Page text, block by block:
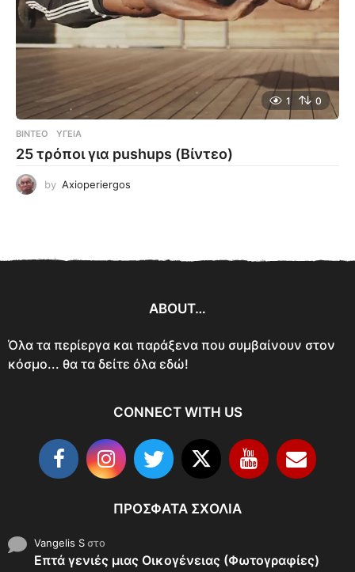
1 0
ΒΊΝΤΕΟ ΥΓΕΊΑ
25 τρόποι για pushups (Βίντεο)
by Axioperiergos
ABOUT…
Όλα τα περίεργα και παράξενα που συμβαίνουν στον
κόσμο... θα τα δείτε όλα εδώ!
CONNECT WITH US
ΠΡΌΣΦΑΤΑ ΣΧΌΛΙΑ
Vangelis Sστο
Επτά γενιές μιας Οικογένειας (Φωτογραφίες)